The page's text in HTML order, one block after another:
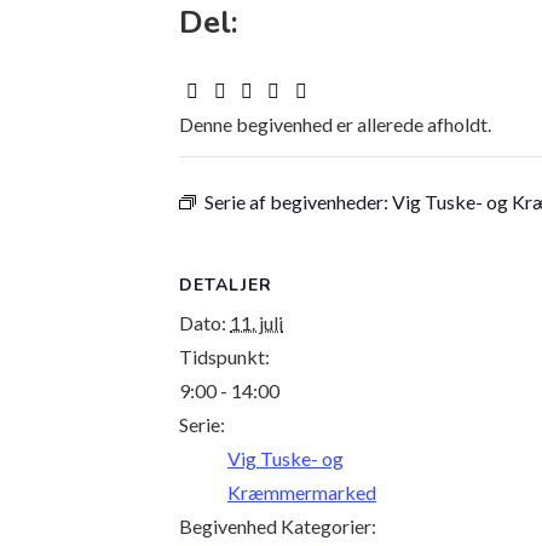
Del:
Denne begivenhed er allerede afholdt.
Serie af begivenheder: Vig Tuske- og
DETALJER
Dato: 11. juli
Tidspunkt:
9:00 - 14:00
Serie:
Vig Tuske- og
Kræmmermarked
Begivenhed Kategorier: